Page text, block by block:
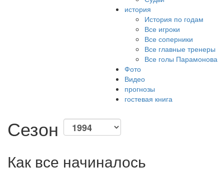
история
История по годам
Все игроки
Все соперники
Все главные тренеры
Все голы Парамонова
Фото
Видео
прогнозы
гостевая книга
Сезон
Как все начиналось